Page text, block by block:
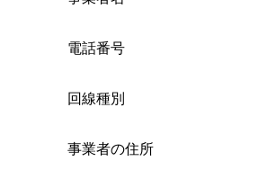
電話番号
回線種別
事業者の住所